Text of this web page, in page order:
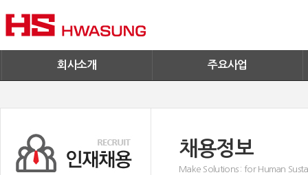
회사소개
기업IR
주요사업
채용정보
Make Solutions : for Human